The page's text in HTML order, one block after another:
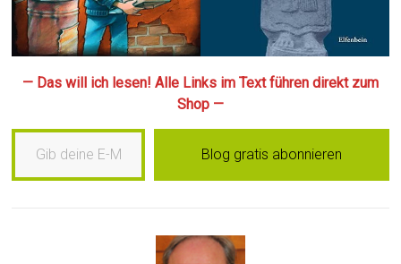
— Das will ich lesen! Alle Links im Text führen direkt zum
Shop —
Gib deine E-Mail-Adresse ein …
Blog gratis abonnieren